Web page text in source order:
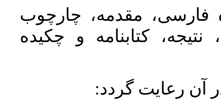
فارسی، مقدمه، چارچوب
کتابنامه و چکیده
آن رعايت گردد: